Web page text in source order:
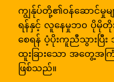
ကျွန်ုပ်တို့၏၀န်ဆောင်မှုမျ
ရန်နှင့် လူနေမှုဘ၀ ပိုမိုတို
စေရန် ပံ့ပိုးကူညီသွားပ
ထူးခြားသော အတွေ့အက
ဖြစ်သည်။